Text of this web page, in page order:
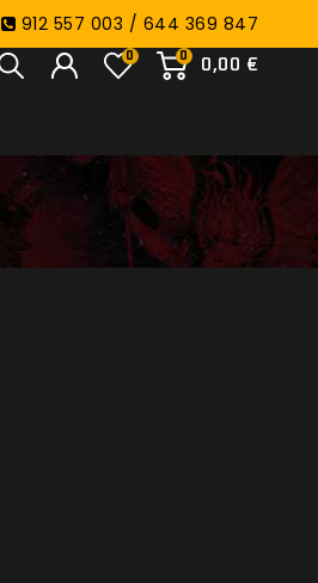
912 557 003 / 644 369 847
0
0,00 €
0